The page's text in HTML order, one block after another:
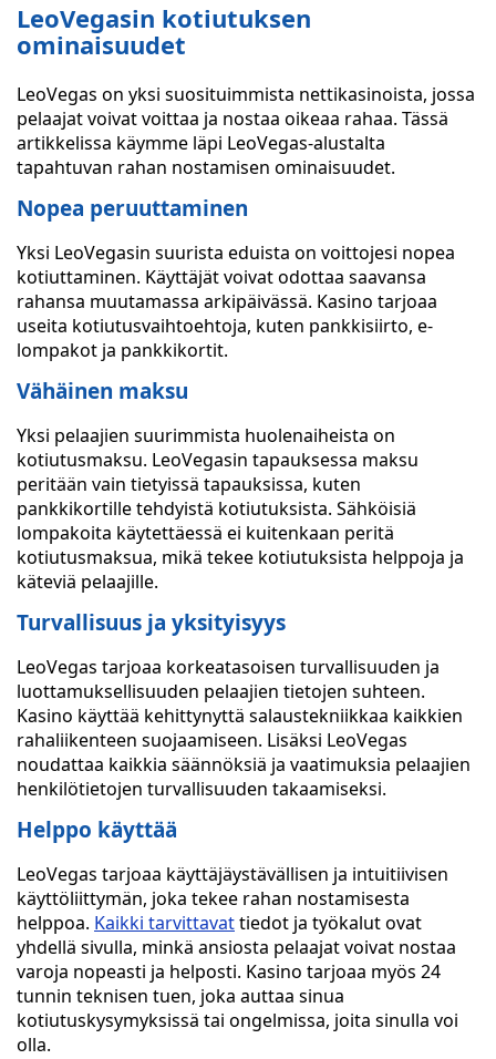
LeoVegasin kotiutuksen
ominaisuudet
LeoVegas on yksi suosituimmista nettikasinoista, jossa
pelaajat voivat voittaa ja nostaa oikeaa rahaa. Tässä
artikkelissa käymme läpi LeoVegas-alustalta
tapahtuvan rahan nostamisen ominaisuudet.
Nopea peruuttaminen
Yksi LeoVegasin suurista eduista on voittojesi nopea
kotiuttaminen. Käyttäjät voivat odottaa saavansa
rahansa muutamassa arkipäivässä. Kasino tarjoaa
useita kotiutusvaihtoehtoja, kuten pankkisiirto, e-
lompakot ja pankkikortit.
Vähäinen maksu
Yksi pelaajien suurimmista huolenaiheista on
kotiutusmaksu. LeoVegasin tapauksessa maksu
peritään vain tietyissä tapauksissa, kuten
pankkikortille tehdyistä kotiutuksista. Sähköisiä
lompakoita käytettäessä ei kuitenkaan peritä
kotiutusmaksua, mikä tekee kotiutuksista helppoja ja
käteviä pelaajille.
Turvallisuus ja yksityisyys
LeoVegas tarjoaa korkeatasoisen turvallisuuden ja
luottamuksellisuuden pelaajien tietojen suhteen.
Kasino käyttää kehittynyttä salaustekniikkaa kaikkien
rahaliikenteen suojaamiseen. Lisäksi LeoVegas
noudattaa kaikkia säännöksiä ja vaatimuksia pelaajien
henkilötietojen turvallisuuden takaamiseksi.
Helppo käyttää
LeoVegas tarjoaa käyttäjäystävällisen ja intuitiivisen
käyttöliittymän, joka tekee rahan nostamisesta
helppoa. Kaikki tarvittavattiedot ja työkalut ovat
yhdellä sivulla, minkä ansiosta pelaajat voivat nostaa
varoja nopeasti ja helposti. Kasino tarjoaa myös 24
tunnin teknisen tuen, joka auttaa sinua
kotiutuskysymyksissä tai ongelmissa, joita sinulla voi
olla.